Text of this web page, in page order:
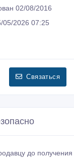
02/08/2016
05/2026 07:25
Связаться
до получения